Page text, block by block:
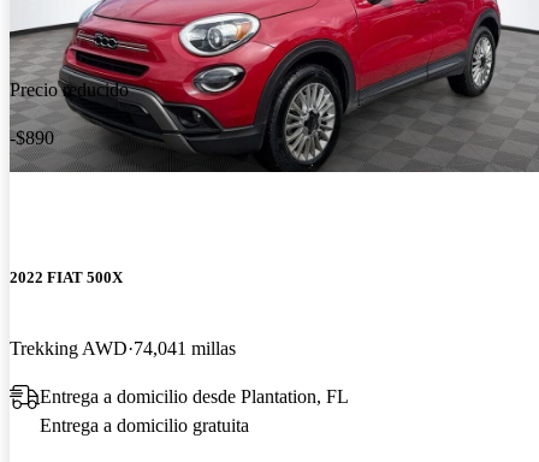
Precio reducido
-$890
2022 FIAT 500X
Trekking AWD 74,041 millas
Entrega a domicilio desde Plantation, FL
Entrega a domicilio gratuita